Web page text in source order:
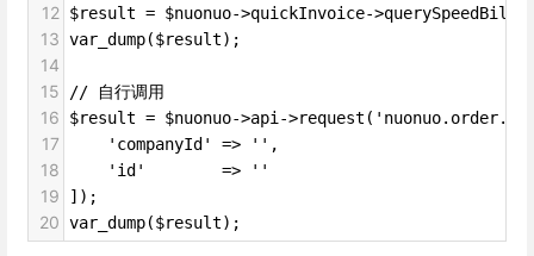
12 $result = $nuonuo->quickInvoice-
13 var_dump($result);
14
15
// 自行调用
16 $result = $nuonuo->api-
17
    'companyId' => '',
18
    'id'        => ''
19 ]);
20 var_dump($result);